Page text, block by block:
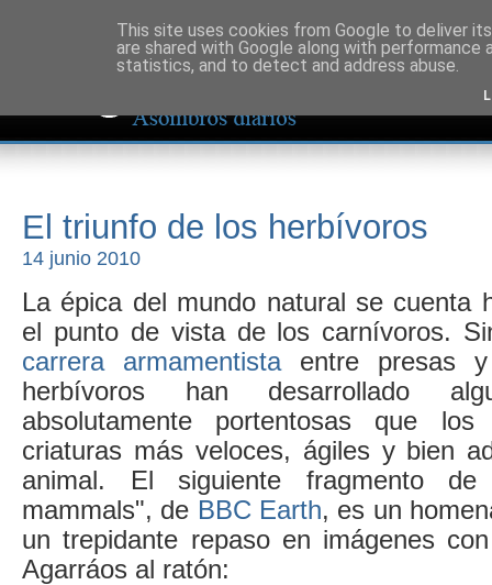
El triunfo de los herbívoros
14 junio 2010
La épica del mundo natural se cuenta
el punto de vista de los carnívoros.
carrera armamentistaentre presas y
herbívoros han desarrollado
absolutamente portentosas que
criaturas más veloces, ágiles y bien
animal. El siguiente fragmento
mammals", de BBC Earth, es un
un trepidante repaso en imágenes
Agarráos al ratón:
This site uses cookies from Google to deliver
are shared with Google along with
statistics, and to detect and address abuse.